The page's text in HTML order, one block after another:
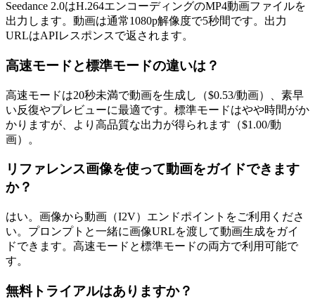
Seedance 2.0はH.264エンコーディングのMP4動画ファイルを
出力します。動画は通常1080p解像度で5秒間です。出力
URLはAPIレスポンスで返されます。
高速モードと標準モードの違いは？
高速モードは20秒未満で動画を生成し（$0.53/動画）、素早
い反復やプレビューに最適です。標準モードはやや時間がか
かりますが、より高品質な出力が得られます（$1.00/動
画）。
リファレンス画像を使って動画をガイドできます
か？
はい。画像から動画（I2V）エンドポイントをご利用くださ
い。プロンプトと一緒に画像URLを渡して動画生成をガイ
ドできます。高速モードと標準モードの両方で利用可能で
す。
無料トライアルはありますか？